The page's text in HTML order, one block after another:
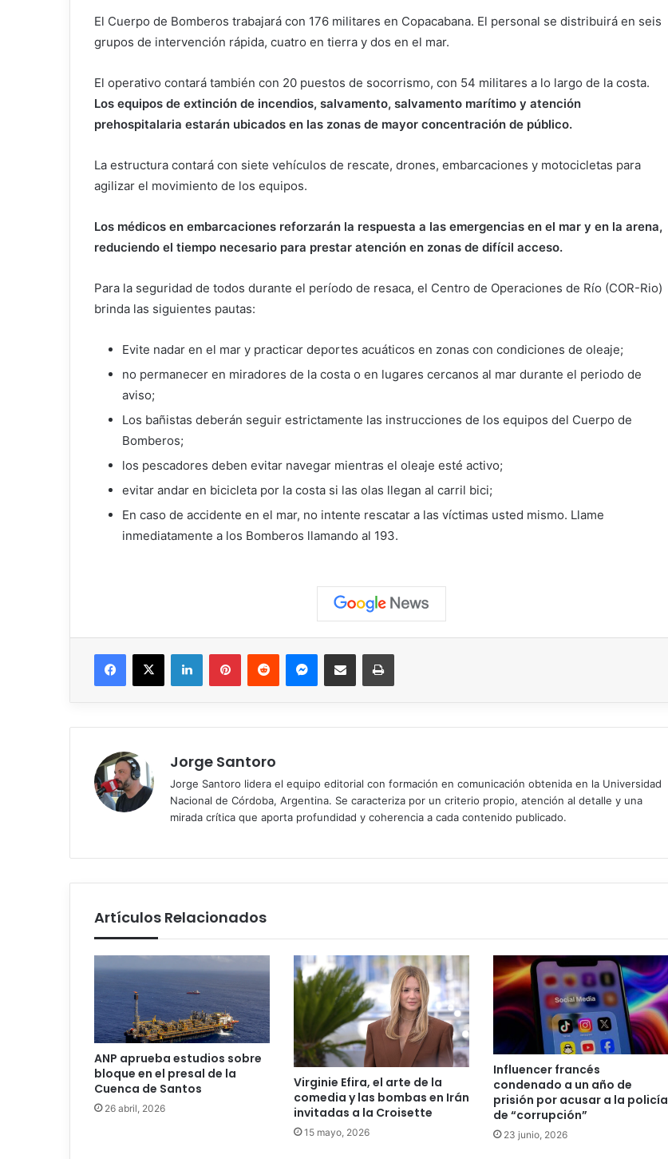
El Cuerpo de Bomberos trabajará con 176 militares en Copacabana. El personal se distribuirá en seis
grupos de intervención rápida, cuatro en tierra y dos en el mar.
El operativo contará también con 20 puestos de socorrismo, con 54 militares a lo largo de la costa.
Los equipos de extinción de incendios, salvamento, salvamento marítimo y atención
prehospitalaria estarán ubicados en las zonas de mayor concentración de público.
La estructura contará con siete vehículos de rescate, drones, embarcaciones y motocicletas para
agilizar el movimiento de los equipos.
Los médicos en embarcaciones reforzarán la respuesta a las emergencias en el mar y en la arena,
reduciendo el tiempo necesario para prestar atención en zonas de difícil acceso.
Para la seguridad de todos durante el período de resaca, el Centro de Operaciones de Río (COR-Rio)
brinda las siguientes pautas:
Evite nadar en el mar y practicar deportes acuáticos en zonas con condiciones de oleaje;
no permanecer en miradores de la costa o en lugares cercanos al mar durante el periodo de
aviso;
Los bañistas deberán seguir estrictamente las instrucciones de los equipos del Cuerpo de
Bomberos;
los pescadores deben evitar navegar mientras el oleaje esté activo;
evitar andar en bicicleta por la costa si las olas llegan al carril bici;
En caso de accidente en el mar, no intente rescatar a las víctimas usted mismo. Llame
inmediatamente a los Bomberos llamando al 193.
Facebook
X LinkedInPinterestReddit MessengerCompartir vía correo electrónicoImprimir
Jorge Santoro
Jorge Santoro lidera el equipo editorial con formación en comunicación obtenida en la Universidad
Nacional de Córdoba, Argentina. Se caracteriza por un criterio propio, atención al detalle y una
mirada crítica que aporta profundidad y coherencia a cada contenido publicado.
Artículos Relacionados
ANP aprueba estudios sobre
bloque en el presal de la
Cuenca de Santos
26 abril, 2026
Virginie Efira, el arte de la
comedia y las bombas en Irán
invitadas a la Croisette
15 mayo, 2026
Influencer francés
condenado a un año de
prisión por acusar a la policía
de “corrupción”
23 junio, 2026